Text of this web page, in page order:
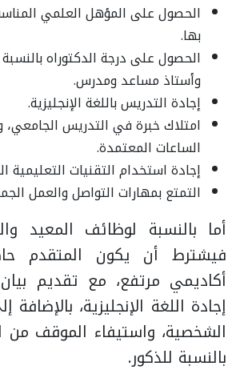
الحصول على المؤهل العلمي
بها.
الحصول على درجة الدكتوراه
وأستاذ مساعد ومدرس.
إجادة التدريس باللغة الإنجليزية.
امتلاك خبرة في التدريس
الساعات المعتمدة.
إجادة استخدام التقنيات التعليمية
التمتع بمهارات التواصل والعمل
أما بالنسبة لوظائف المعيد
فيشترط أن يكون المتقدم
أكاديمي مرتفع، مع تقديم بيان
إجادة اللغة الإنجليزية، بالإضافة
الشخصية، واستيفاء الموقف من
بالنسبة للذكور.